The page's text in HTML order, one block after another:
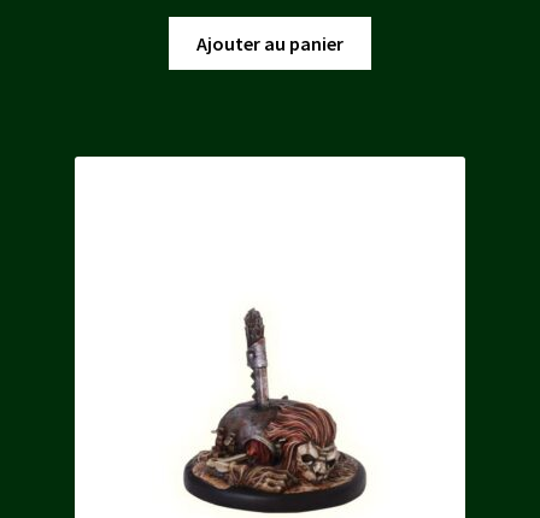
Ajouter au panier